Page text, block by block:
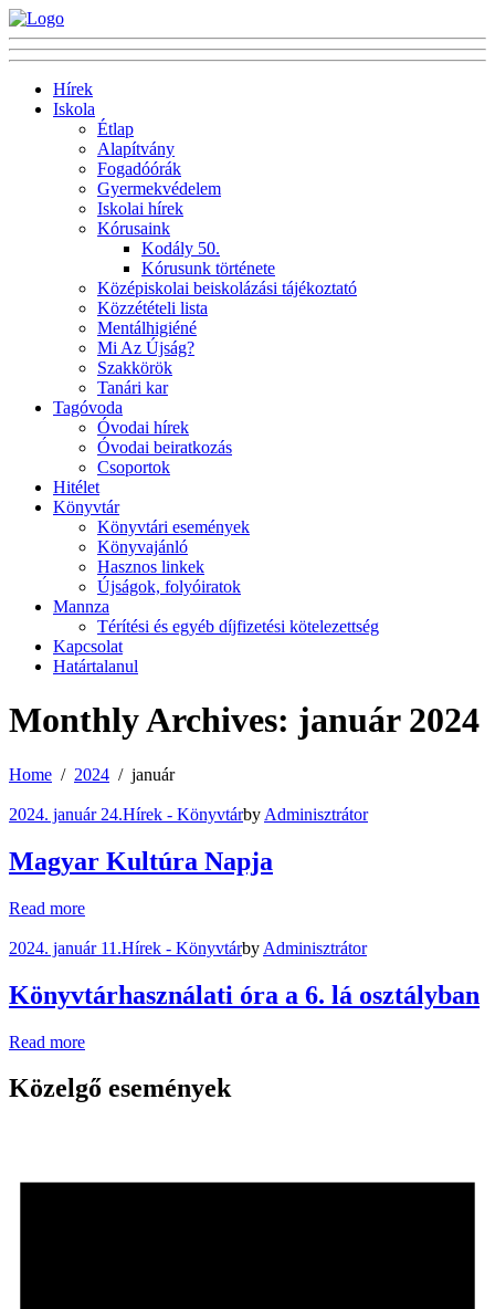
Hírek
Iskola
Étlap
Alapítvány
Fogadóórák
Gyermekvédelem
Iskolai hírek
Kórusaink
Kodály 50.
Kórusunk története
Középiskolai beiskolázási tájékoztató
Közzétételi lista
Mentálhigiéné
Mi Az Újság?
Szakkörök
Tanári kar
Tagóvoda
Óvodai hírek
Óvodai beiratkozás
Csoportok
Hitélet
Könyvtár
Könyvtári események
Könyvajánló
Hasznos linkek
Újságok, folyóiratok
Mannza
Térítési és egyéb díjfizetési kötelezettség
Kapcsolat
Határtalanul
Monthly Archives: január 2024
Home 2024 január
2024. január 24.Hírek - Könyvtárby Adminisztrátor
Magyar Kultúra Napja
Read more
2024. január 11.Hírek - Könyvtárby Adminisztrátor
Könyvtárhasználati óra a 6. lá osztályban
Read more
Közelgő események